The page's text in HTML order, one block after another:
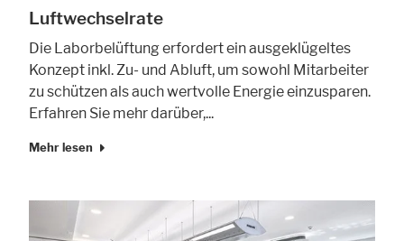
Luftwechselrate
Die Laborbelüftung erfordert ein ausgeklügeltes
Konzept inkl. Zu- und Abluft, um sowohl Mitarbeiter
zu schützen als auch wertvolle Energie einzusparen.
Erfahren Sie mehr darüber,...
Mehr lesen